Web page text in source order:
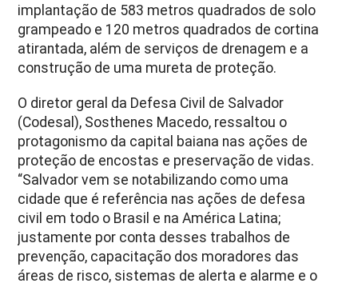
implantação de 583 metros quadrados de solo
grampeado e 120 metros quadrados de cortina
atirantada, além de serviços de drenagem e a
construção de uma mureta de proteção.
O diretor geral da Defesa Civil de Salvador
(Codesal), Sosthenes Macedo, ressaltou o
protagonismo da capital baiana nas ações de
proteção de encostas e preservação de vidas.
“Salvador vem se notabilizando como uma
cidade que é referência nas ações de defesa
civil em todo o Brasil e na América Latina;
justamente por conta desses trabalhos de
prevenção, capacitação dos moradores das
áreas de risco, sistemas de alerta e alarme e o